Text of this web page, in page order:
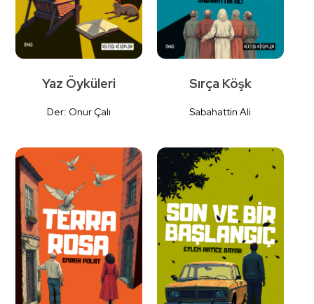
Detaylı
İncele
Yaz Öyküleri
Der: Onur Çalı
Detaylı
İncele
Sırça Köşk
Sabahattin Ali